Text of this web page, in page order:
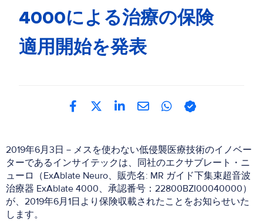
4000による治療の保険
適用開始を発表
2019年6月3日－メスを使わない低侵襲医療技術のイノベー
ターであるインサイテックは、同社のエクサブレート・ニ
ューロ（ExAblate Neuro、販売名: MR ガイド下集束超音波
治療器 ExAblate 4000、承認番号：22800BZI00040000）
が、2019年6月1日より保険収載されたことをお知らせいた
します。